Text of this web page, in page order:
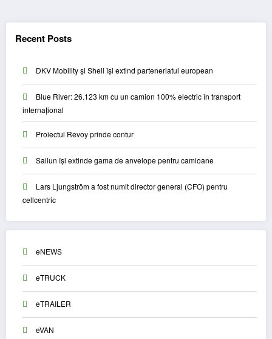
Recent Posts
DKV Mobility și Shell își extind parteneriatul european
Blue River: 26.123 km cu un camion 100% electric în transport
internațional
Proiectul Revoy prinde contur
Sailun își extinde gama de anvelope pentru camioane
Lars Ljungström a fost numit director general (CFO) pentru
cellcentric
eNEWS
eTRUCK
eTRAILER
eVAN